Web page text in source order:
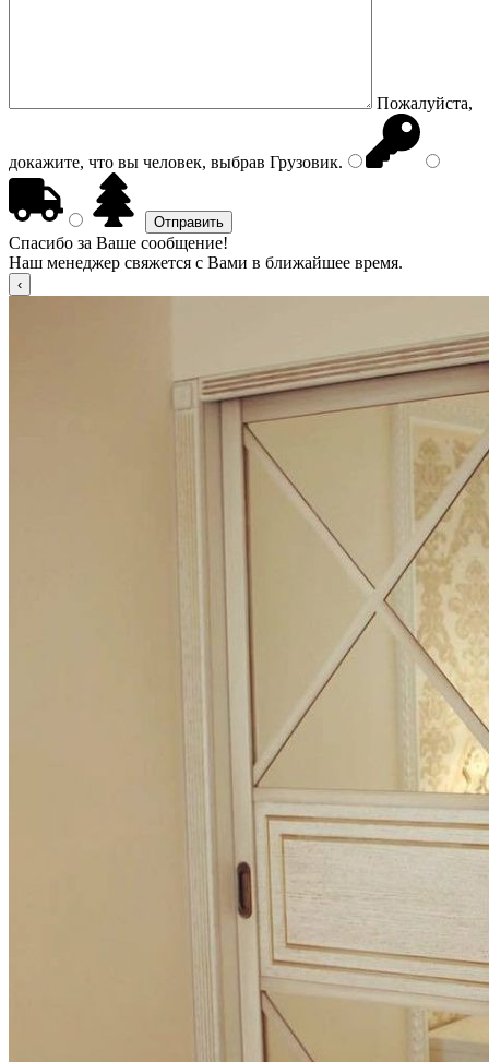
Пожалуйста,
докажите, что вы человек, выбрав Грузовик.
Спасибо за Ваше сообщение!
Наш менеджер свяжется с Вами в ближайшее время.